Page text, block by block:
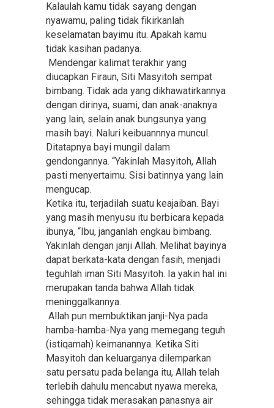
Kalaulah kamu tidak sayang dengan
nyawamu, paling tidak fikirkanlah
keselamatan bayimu itu. Apakah kamu
tidak kasihan padanya.
Mendengar kalimat terakhir yang
diucapkan Firaun, Siti Masyitoh sempat
bimbang. Tidak ada yang dikhawatirkannya
dengan dirinya, suami, dan anak-anaknya
yang lain, selain anak bungsunya yang
masih bayi. Naluri keibuannnya muncul.
Ditatapnya bayi mungil dalam
gendongannya. “Yakinlah Masyitoh, Allah
pasti menyertaimu. Sisi batinnya yang lain
mengucap.
Ketika itu, terjadilah suatu keajaiban. Bayi
yang masih menyusu itu berbicara kepada
ibunya, “Ibu, janganlah engkau bimbang.
Yakinlah dengan janji Allah. Melihat bayinya
dapat berkata-kata dengan fasih, menjadi
teguhlah iman Siti Masyitoh. Ia yakin hal ini
merupakan tanda bahwa Allah tidak
meninggalkannya.
Allah pun membuktikan janji-Nya pada
hamba-hamba-Nya yang memegang teguh
(istiqamah) keimanannya. Ketika Siti
Masyitoh dan keluarganya dilemparkan
satu persatu pada belanga itu, Allah telah
terlebih dahulu mencabut nyawa mereka,
sehingga tidak merasakan panasnya air